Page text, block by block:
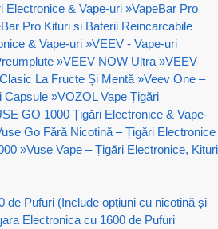
Electronice & Vape-uri »VapeBar Pro
Pro Kituri si Baterii Reincarcabile
& Vape-uri »VEEV - Vape-uri
»VEEV NOW Ultra »VEEV
La Fructe Și Mentă »Veev One –
Capsule »VOZOL Vape Țigări
GO 1000 Țigări Electronice & Vape-
Go Fără Nicotină – Țigări Electronice
»Vuse Vape – Țigări Electronice, Kituri
de Pufuri (Include opțiuni cu nicotină și
Electronica cu 1600 de Pufuri